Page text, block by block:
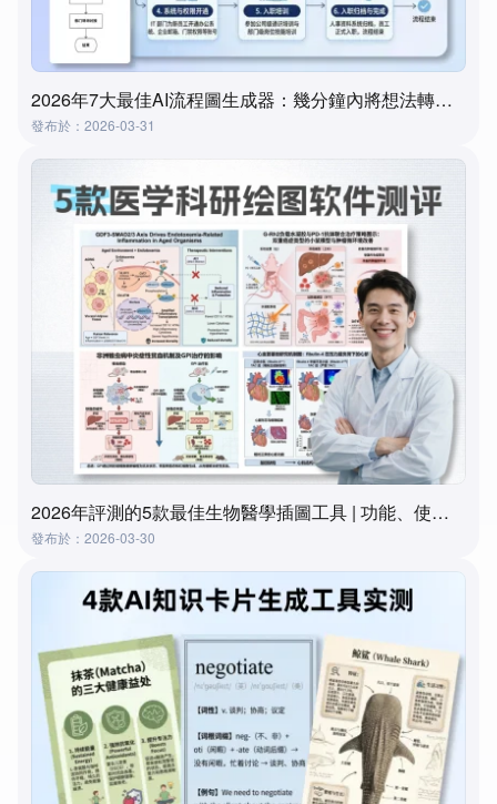
2026年7大最佳AI流程圖生成器：幾分鐘內將想法轉化為流程圖
發布於：2026-03-31
2026年評測的5款最佳生物醫學插圖工具 | 功能、使用場景及選擇指南
發布於：2026-03-30